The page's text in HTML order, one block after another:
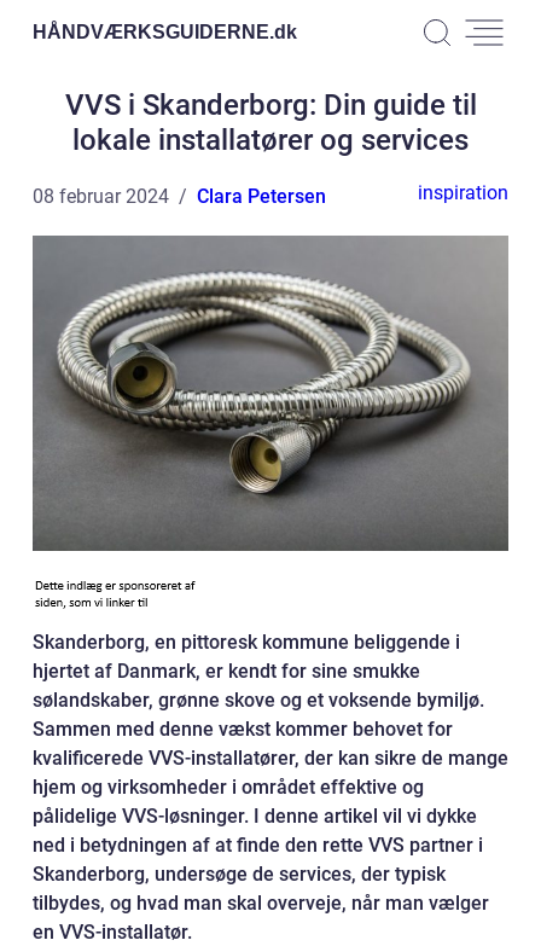
HÅNDVÆRKSGUIDERNE.dk
VVS i Skanderborg: Din guide til
lokale installatører og services
08 februar 2024 Clara Petersen inspiration
Skanderborg, en pittoresk kommune beliggende i
hjertet af Danmark, er kendt for sine smukke
sølandskaber, grønne skove og et voksende bymiljø.
Sammen med denne vækst kommer behovet for
kvalificerede VVS-installatører, der kan sikre de mange
hjem og virksomheder i området effektive og
pålidelige VVS-løsninger. I denne artikel vil vi dykke
ned i betydningen af at finde den rette VVS partner i
Skanderborg, undersøge de services, der typisk
tilbydes, og hvad man skal overveje, når man vælger
en VVS-installatør.